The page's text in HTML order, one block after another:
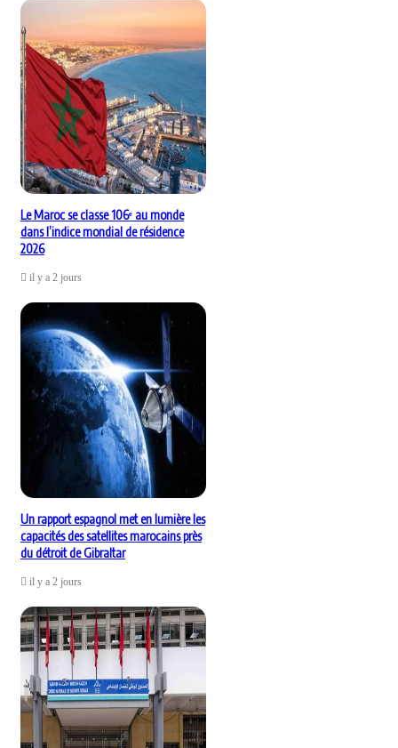
Le Maroc se classe 106ᵉ au monde
dans l’indice mondial de résidence
2026
il y a 2 jours
Un rapport espagnol met en lumière les
capacités des satellites marocains près
du détroit de Gibraltar
il y a 2 jours